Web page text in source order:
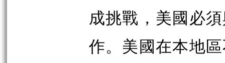
成挑戰，美國必
作。美國在本地